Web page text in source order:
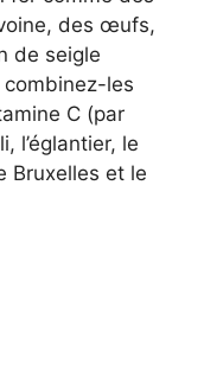
des œufs,
de seigle
les
C (par
l’églantier, le
Bruxelles et le